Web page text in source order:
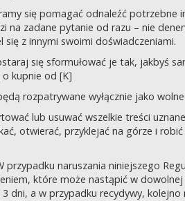
się pomagać odnaleźć potrzebne
zadane pytanie od razu – nie
się z innymi swoimi doświadczeniami.
się sformułować je tak, jakbyś
kupnie od [K]
rozpatrywane wyłącznie jako
lub usuwać wszelkie treści
otwierać, przyklejać na górze i
naruszania niniejszego
które może nastąpić w
a w przypadku recydywy,